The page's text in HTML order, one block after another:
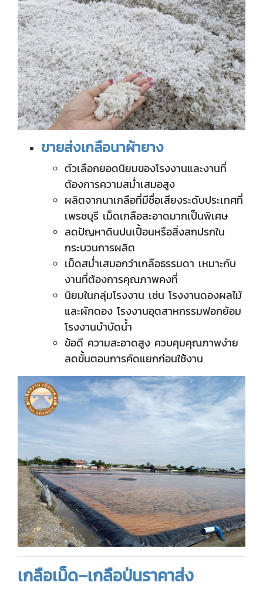
ขายส่งเกลือนาผ้ายาง
ตัวเลือกยอดนิยมของโรงงานและงานที่
ต้องการความสม่ำเสมอสูง
ผลิตจากนาเกลือที่มีชื่อเสียงระดับประเทศที่
เพรชบุรี เม็ดเกลือสะอาดมากเป็นพิเศษ
ลดปัญหาดินปนเปื้อนหรือสิ่งสกปรกใน
กระบวนการผลิต
เม็ดสม่ำเสมอกว่าเกลือธรรมดา เหมาะกับ
งานที่ต้องการคุณภาพคงที่
นิยมในกลุ่มโรงงาน เช่น โรงงานดองผลไม้
และผักดอง โรงงานอุตสาหกรรมฟอกย้อม
โรงงานบำบัดน้ำ
ข้อดี ความสะอาดสูง ควบคุมคุณภาพง่าย
ลดขั้นตอนการคัดแยกก่อนใช้งาน
เกลือเม็ด–เกลือป่นราคาส่ง